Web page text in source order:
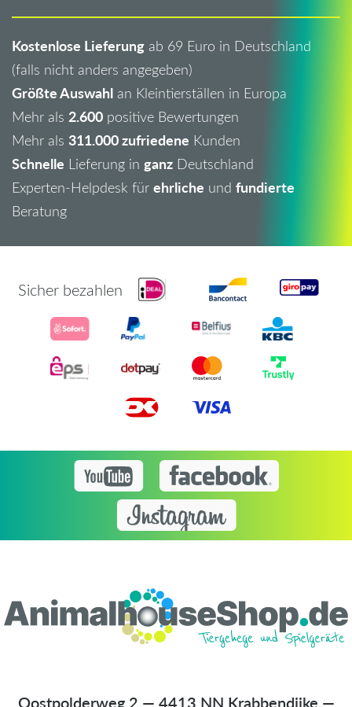
Kostenlose Lieferung ab 69 Euro in Deutschland
(falls nicht anders angegeben)
Größte Auswahl an Kleintierställen in Europa
Mehr als 2.600 positive Bewertungen
Mehr als 311.000 zufriedene Kunden
Schnelle Lieferung in ganz Deutschland
Experten-Helpdesk für ehrliche und fundierte
Beratung
Sicher bezahlen
Oostpolderweg 2 — 4413 NN Krabbendijke —